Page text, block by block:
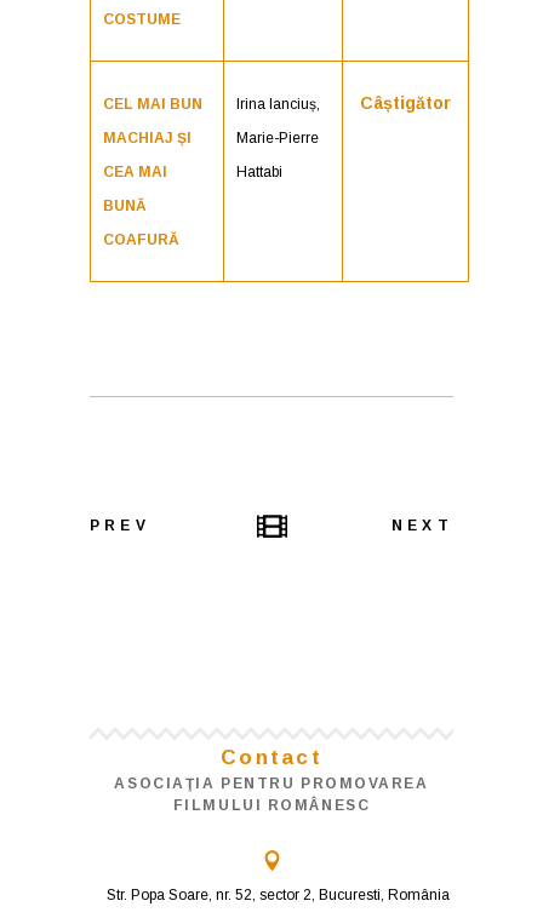
COSTUME
CEL MAI BUN
MACHIAJ ȘI
CEA MAI
BUNĂ
COAFURĂ
Irina Ianciuș,
Marie-Pierre
Hattabi
Câștigător
PREV NEXT
Contact
ASOCIAŢIA PENTRU PROMOVAREA
FILMULUI ROMÂNESC
Str. Popa Soare, nr. 52, sector 2, Bucuresti, România